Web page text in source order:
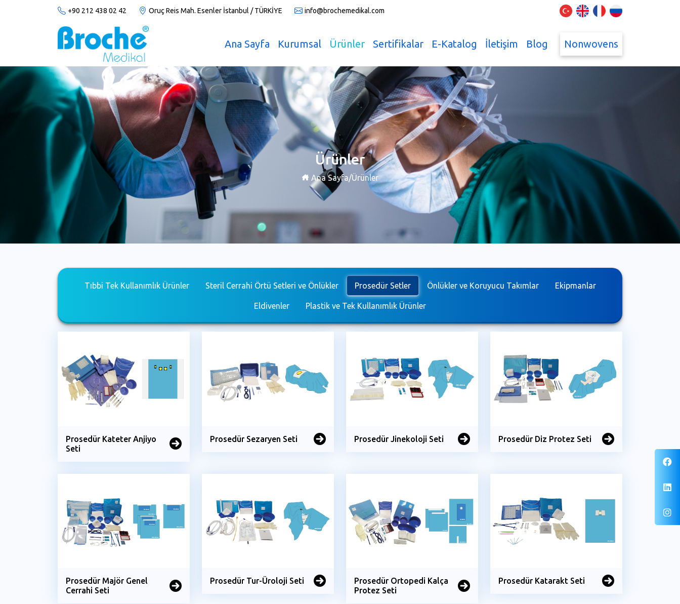
+90 212 438 02 42 Oruç Reis Mah. Esenler İstanbul / TÜRKİYE info@brochemedikal.com
Ana Sayfa Kurumsal Ürünler Sertifikalar E-Katalog İletişim Blog Nonwovens
Ürünler
Ana Sayfa/Ürünler
Tıbbi Tek Kullanımlık Ürünler Steril Cerrahi Örtü Setleri ve Önlükler Prosedür Setler Önlükler ve Koruyucu Takımlar Ekipmanlar
Eldivenler Plastik ve Tek Kullanımlık Ürünler
Prosedür Kateter Anjiyo
Seti
Prosedür Sezaryen Seti Prosedür Jinekoloji Seti Prosedür Diz Protez Seti
Prosedür Majör Genel
Cerrahi Seti
Prosedür Tur-Üroloji Seti
Prosedür Ortopedi Kalça
Protez Seti
Prosedür Katarakt Seti